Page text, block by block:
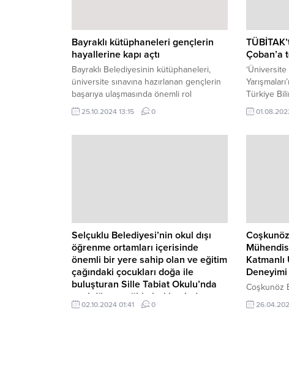
Bayraklı kütüphaneleri gençlerin
hayallerine kapı açtı
Bayraklı Belediyesinin kütüphaneleri,
üniversite sınavına hazırlanan gençlerin
başarıya ulaşmasında önemli rol
oynamaya devam ediyor.
25.10.2024 13:15 0
Çoban’a
Türkiye
Kurumu
2242
Selçuklu Belediyesi’nin okul dışı
öğrenme ortamları içerisinde
önemli bir yere sahip olan ve eğitim
çağındaki çocukları doğa ile
buluşturan Sille Tabiat Okulu’nda
yeni dönem eğitimleri başladı.
Selçuklu Belediyesi’nin okul dışı
02.10.2024 01:41 0
Deneyimi
Coşkunöz
faaliyete
Üretim
gördüğü
Türkiye’ye